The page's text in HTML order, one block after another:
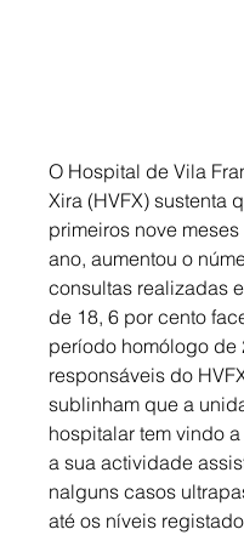
O Hospital de Vila
Xira (HVFX) sustenta
primeiros nove
ano, aumentou o
consultas realizadas
de 18, 6 por cento
período homólogo de
responsáveis do
sublinham que a
hospitalar tem vindo
a sua actividade
nalguns casos
até os níveis